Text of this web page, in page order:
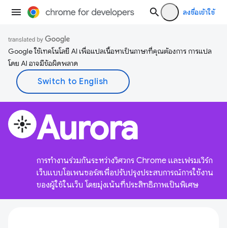
ลงชื่อเข้าใช้
Google ใช้เทคโนโลยี AI เพื่อแปลเนื้อหาเป็นภาษาที่คุณต้องการ การแปล
โดย AI อาจมีข้อผิดพลาด
flare Aurora
การทำงานร่วมกันระหว่างวิศวกร Chrome และเฟรมเวิร์ก
เว็บแบบโอเพนซอร์สเพื่อปรับปรุงประสบการณ์การใช้งาน
ของผู้ใช้ในเว็บ โดยมุ่งเน้นที่ประสิทธิภาพเป็นพิเศษ